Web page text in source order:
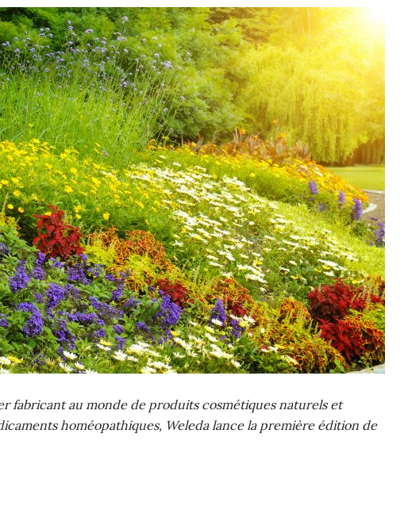
fabricant au monde de produits cosmétiques naturels et
homéopathiques, Weleda lance la première édition de